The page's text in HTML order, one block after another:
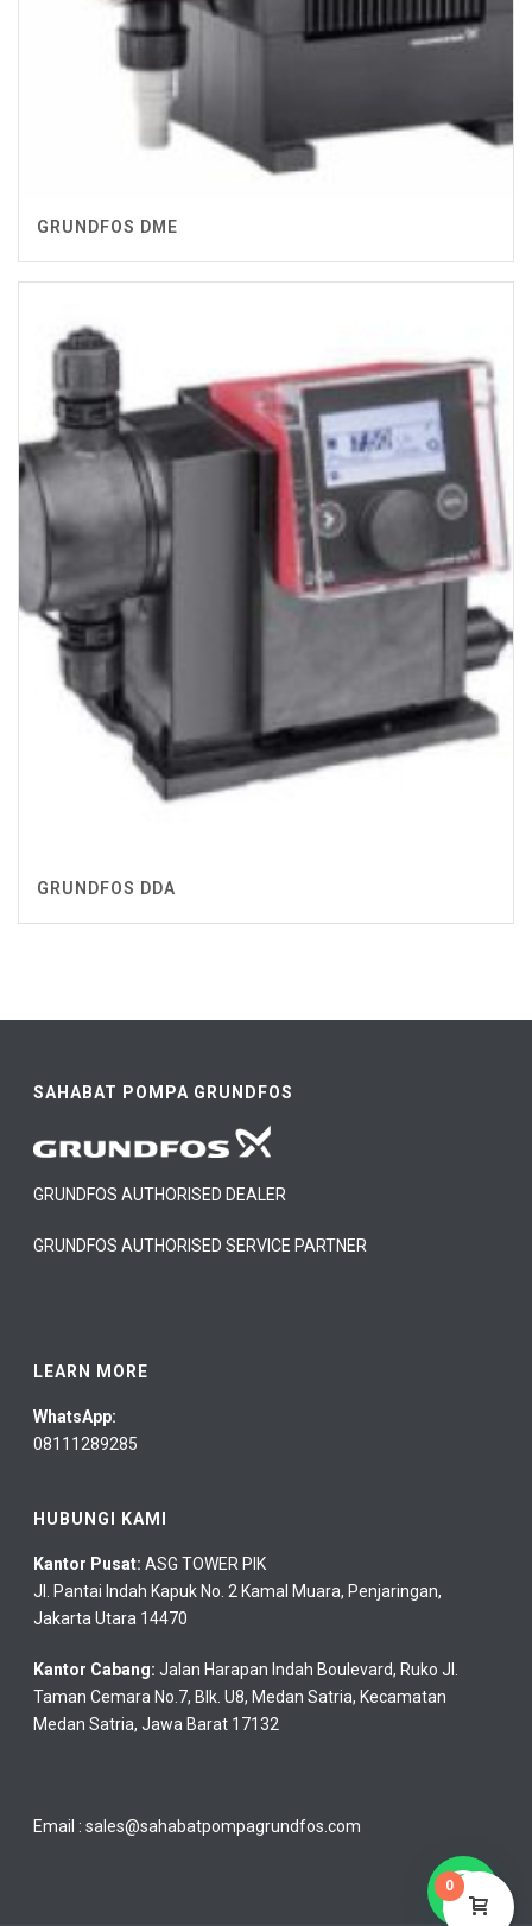
GRUNDFOS DME
GRUNDFOS DDA
SAHABAT POMPA GRUNDFOS
GRUNDFOS AUTHORISED DEALER
GRUNDFOS AUTHORISED SERVICE PARTNER
LEARN MORE
WhatsApp:
08111289285
HUBUNGI KAMI
Kantor Pusat:ASG TOWER PIK
Jl. Pantai Indah Kapuk No. 2 Kamal Muara, Penjaringan,
Jakarta Utara 14470
Kantor Cabang:Jalan Harapan Indah Boulevard, Ruko Jl.
Taman Cemara No.7, Blk. U8, Medan Satria, Kecamatan
Medan Satria, Jawa Barat 17132
Email :sales@sahabatpompagrundfos.com
0